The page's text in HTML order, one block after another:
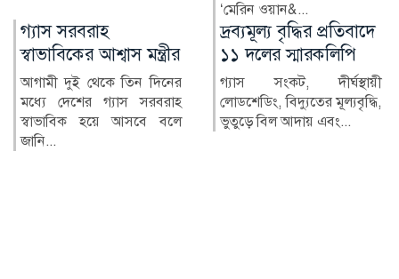
দ্রব্যমূল্য বৃদ্ধির প্রতিবাদে
১১ দলের স্মারকলিপি
গ্যাস সংকট, দীর্ঘস্থায়ী
লোডশেডিং, বিদ্যুতের মূল্যবৃদ্ধি,
ভুতুড়ে বিল আদায় এবং...
২৪ ঘণ্টায় হামে আক্রান্ত
৮১৮, মৃত্যু ৬
দেশে গত ২৪ ঘণ্টায়
উপসর্গ নিয়ে আরও ৬
মৃত্যু হয়েছে। একই সময়ে